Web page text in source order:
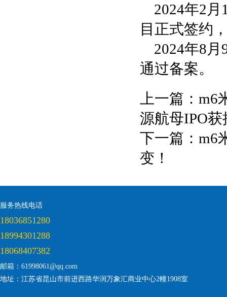
2024年2
目正式签约
2024年8
通过备案。
上一篇： m6
源航母IPO获
下一篇： m6
变！
服务热线电话
18036851280
18994301288
18068407382
邮箱：61998061@qq.com
地址：江苏省昆山市前进西路华润万象汇商业中心2幢1908室